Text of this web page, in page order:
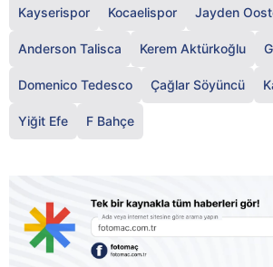
Kayserispor Kocaelispor Jayden
Anderson Talisca Kerem Aktürkoğlu
Domenico Tedesco Çağlar Söyüncü
Yiğit Efe F Bahçe